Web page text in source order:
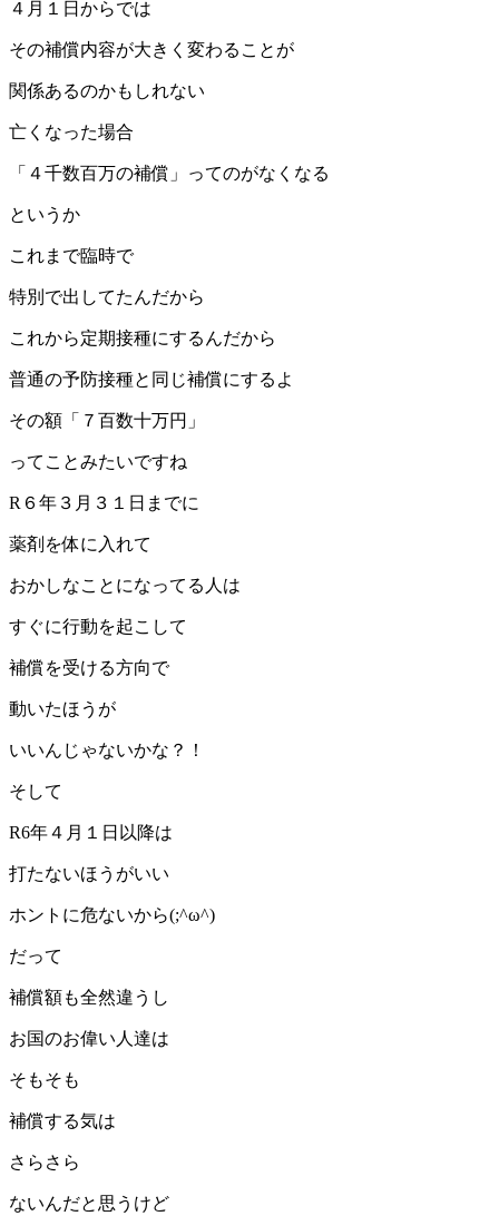
４月１日からでは
その補償内容が大きく変わることが
関係あるのかもしれない
亡くなった場合
「４千数百万の補償」ってのがなくなる
というか
これまで臨時で
特別で出してたんだから
これから定期接種にするんだから
普通の予防接種と同じ補償にするよ
その額「７百数十万円」
ってことみたいですね
R６年３月３１日までに
薬剤を体に入れて
おかしなことになってる人は
すぐに行動を起こして
補償を受ける方向で
動いたほうが
いいんじゃないかな？！
そして
R6年４月１日以降は
打たないほうがいい
ホントに危ないから(;^ω^)
だって
補償額も全然違うし
お国のお偉い人達は
そもそも
補償する気は
さらさら
ないんだと思うけど